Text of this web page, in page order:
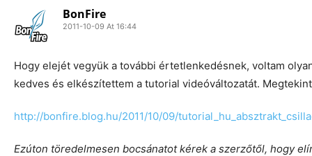
BonFire
2011-10-09 At 16:44
Hogy elejét vegyük a további értetlenkedésnek, voltam
kedves és elkészítettem a tutorial videóváltozatát.
http://bonfire.blog.hu/2011/10/09/
Ezúton töredelmesen bocsánatot kérek a szerzőtől, hogy